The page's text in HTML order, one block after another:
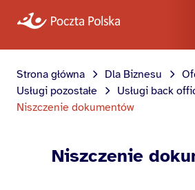
Strona główna Dla Biznesu
Usługi pozostałe
Usługi back
Niszczenie dokumentów
Niszczenie